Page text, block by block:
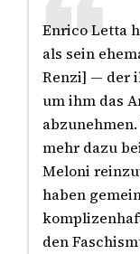
Enrico Letta
als sein
Renzi] — der
um ihm das
mehr dazu
Meloni
haben
den